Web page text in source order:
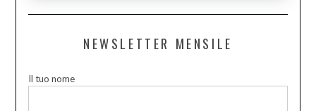
NEWSLETTER MENSILE
Il tuo nome